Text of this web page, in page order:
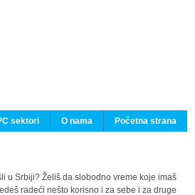
Početna strana
O nama
sektori
u Srbiji? Želiš da slobodno vreme koje imaš
radeći nešto korisno i za sebe i za druge?